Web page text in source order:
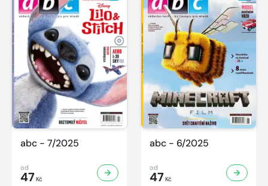
abc - 7/2025
od
47 Kč
abc - 6/2025
od
47 Kč